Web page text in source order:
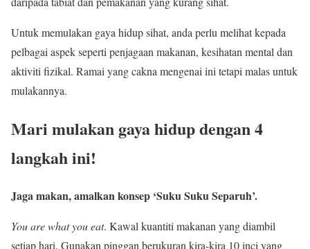
Untuk memulakan gaya hidup sihat, anda perlu melihat kepada
pelbagai aspek seperti penjagaan makanan, kesihatan mental dan
aktiviti fizikal. Ramai yang cakna mengenai ini tetapi malas untuk
mulakannya.
Mari mulakan gaya hidup dengan 4
langkah ini!
Jaga makan, amalkan konsep ‘Suku Suku Separuh’.
You are what you eat. Kawal kuantiti makanan yang diambil
setiap hari. Gunakan pinggan berukuran kira-kira 10 inci yang